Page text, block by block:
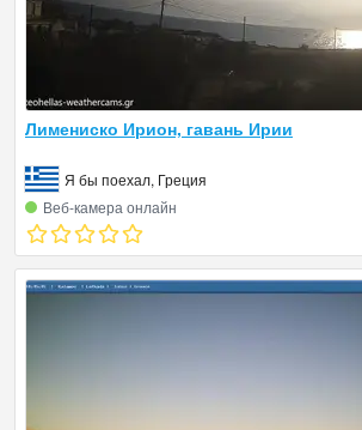
Лимениско Ирион, гавань Ирии
Я бы поехал, Греция
Веб‑камера онлайн